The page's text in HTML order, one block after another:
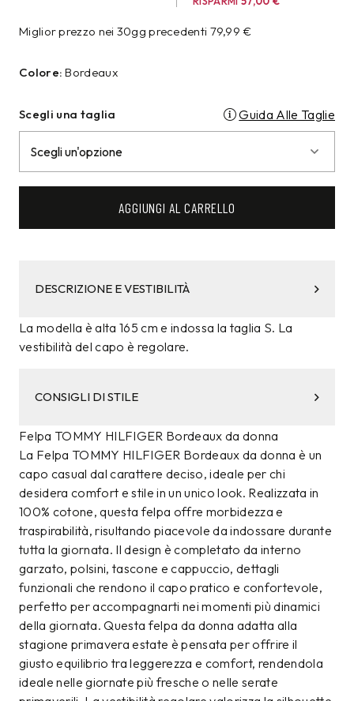
Miglior prezzo nei 30gg precedenti 79,99€
Colore: Bordeaux
Scegli una taglia Guida Alle Taglie
AGGIUNGI AL CARRELLO
DESCRIZIONE E VESTIBILITÀ
La modella è alta 165 cm e indossa la taglia S. La
vestibilità del capo è regolare.
CONSIGLI DI STILE
Felpa TOMMY HILFIGER Bordeaux da donna
La Felpa TOMMY HILFIGER Bordeaux da donna è un
capo casual dal carattere deciso, ideale per chi
desidera comfort e stile in un unico look. Realizzata in
100% cotone, questa felpa offre morbidezza e
traspirabilità, risultando piacevole da indossare durante
tutta la giornata. Il design è completato da interno
garzato, polsini, tascone e cappuccio, dettagli
funzionali che rendono il capo pratico e confortevole,
perfetto per accompagnarti nei momenti più dinamici
della giornata. Questa felpa da donna adatta alla
stagione primavera estate è pensata per offrire il
giusto equilibrio tra leggerezza e comfort, rendendola
ideale nelle giornate più fresche o nelle serate